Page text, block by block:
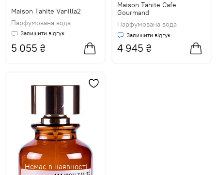
Maison Tahite Vanilla2
Парфумована вода
Залишити відгук
5 055 ₴
Maison Tahite Cafe
Gourmand
Парфумована вода
Залишити відгук
4 945 ₴
Немає в наявності